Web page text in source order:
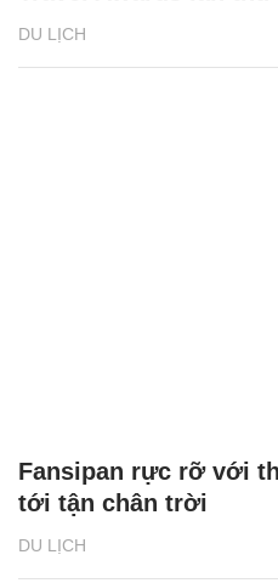
DU LỊCH
DU LỊCH
Fansipan rực rỡ với
tới tận chân trời